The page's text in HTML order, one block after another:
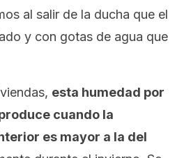
al salir de la ducha que el
y con gotas de agua que
esta humedad por
cuando la
es mayor a la del